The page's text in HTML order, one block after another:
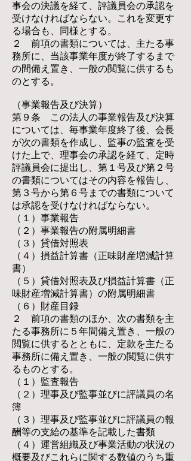
事会の決議を経て、評議員会の承認を
受けなければならない。これを変更す
る場合も、同様とする。
２ 前項の書類については、主たる事
務所に、当該事業年度が終了するまで
の間備え置き、一般の閲覧に供するも
のとする。
（事業報告及び決算）
第９条 この法人の事業報告及び決算
については、毎事業年度終了後、会長
が次の書類を作成し、監事の監査を受
けた上で、理事会の承認を経て、定時
評議員会に提出し、第１号及び第２号
の書類についてはその内容を報告し、
第３号から第６号までの書類について
は承認を受けなければならない。
（１）事業報告
（２）事業報告の附属明細書
（３）貸借対照表
（４）損益計算書（正味財産増減計算
書）
（５）貸借対照表及び損益計算書（正
味財産増減計算書）の附属明細書
（６）財産目録
２ 前項の書類のほか、次の書類を主
たる事務所に５年間備え置き、一般の
閲覧に供するとともに、定款を主たる
事務所に備え置き、一般の閲覧に供す
るものとする。
（１）監査報告
（２）理事及び監事並びに評議員の名
簿
（３）理事及び監事並びに評議員の報
酬等の支給の基準を記載した書類
（４）運営組織及び事業活動の状況の
概要及びこれらに関する数値のうち重